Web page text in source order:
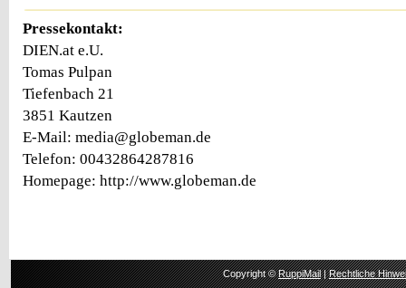
Pressekontakt:
DIEN.at e.U.
Tomas Pulpan
Tiefenbach 21
3851 Kautzen
E-Mail: media@globeman.de
Telefon: 00432864287816
Homepage: http://www.globeman.de
Copyright ©RuppiMail|Rechtliche